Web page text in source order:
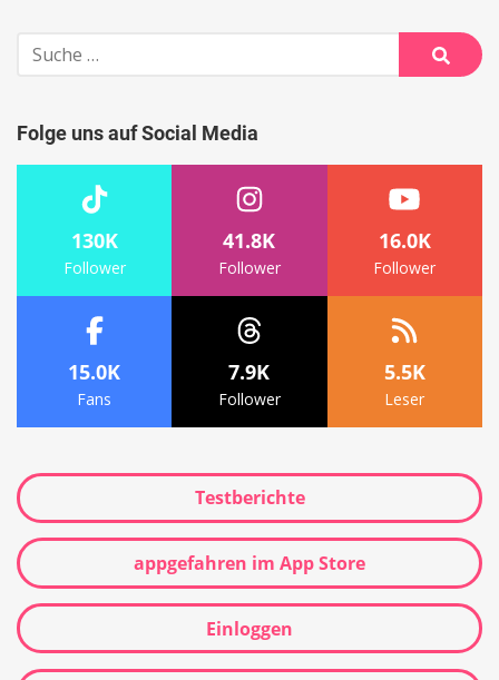
Suche
nach:
Suche
Folge uns auf Social Media
130K
Follower
41.8K
Follower
16.0K
Follower
15.0K
Fans
7.9K
Follower
5.5K
Leser
Testberichte
appgefahren im App Store
Einloggen